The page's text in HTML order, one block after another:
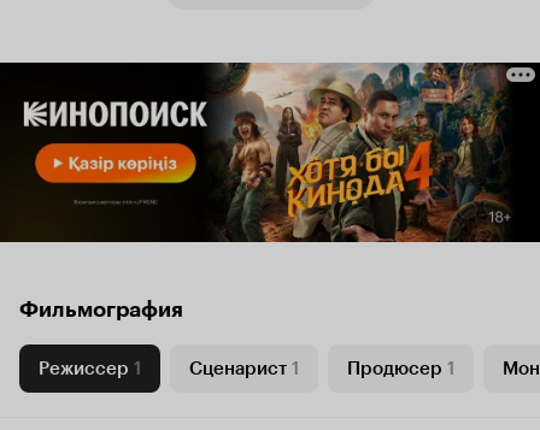
Фильмография
Режиссер 1 Сценарист 1 Продюсер 1